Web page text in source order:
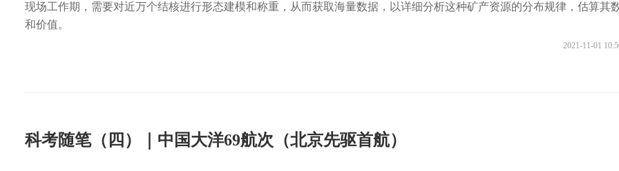
现场工作期，需要对近万个结核进行形态建模和称重，从而获取海量数据，以详细分析这种矿产资源的分布规律，估算其
和价值。
2021-11-01
科考随笔（四）｜中国大洋69航次（北京先驱首航）